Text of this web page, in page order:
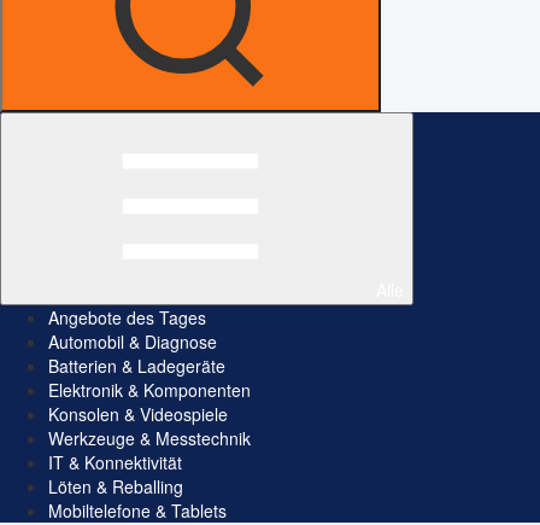
Angebote des Tages
Automobil & Diagnose
Batterien & Ladegeräte
Elektronik & Komponenten
Konsolen & Videospiele
Werkzeuge & Messtechnik
IT & Konnektivität
Löten & Reballing
Mobiltelefone & Tablets